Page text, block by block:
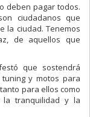
deben pagar todos.
ciudadanos que
la ciudad. Tenemos
de aquellos que
que sostendrá
y motos para
para ellos como
la tranquilidad y la